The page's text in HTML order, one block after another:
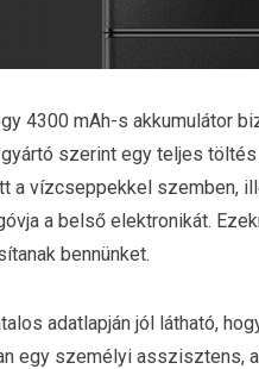
4300 mAh-s akkumulátor
szerint egy teljes
a vízcseppekkel szemben,
a belső elektronikát.
bennünket.
adatlapján jól látható,
egy személyi asszisztens,